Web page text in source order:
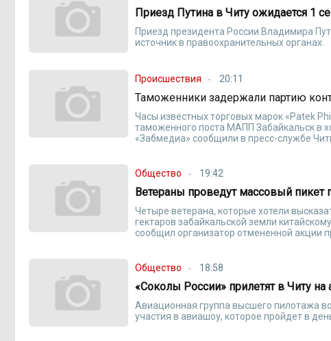
Приезд Путина в Читу ожидается 1
Приезд президента России Владимира
источник в правоохранительных органах.
Происшествия 20:11
Таможенники задержали партию
Часы известных торговых марок «Patek
таможенного поста МАПП Забайкальск в
«Забмедиа» сообщили в пресс-службе
Общество 19:42
Ветераны проведут массовый пикет
Четыре ветерана, которые хотели
гектаров забайкальской земли
сообщил организатор отмененной акции
Общество 18:58
«Соколы России» прилетят в Читу на
Авиационная группа высшего пилотажа
участия в авиашоу, которое пройдет в